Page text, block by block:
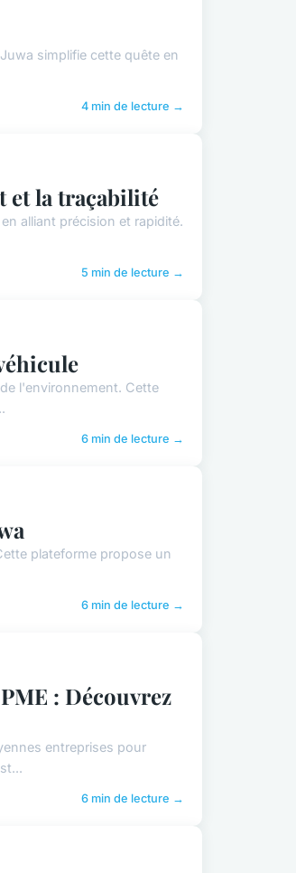
simplifie cette quête en
4 min de lecture →
et la traçabilité
alliant précision et rapidité.
5 min de lecture →
l'environnement. Cette
6 min de lecture →
plateforme propose un
6 min de lecture →
: Découvrez
entreprises pour
6 min de lecture →